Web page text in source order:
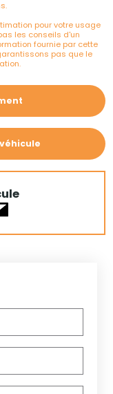
pour votre usage
les conseils d'un
fournie par cette
pas que le